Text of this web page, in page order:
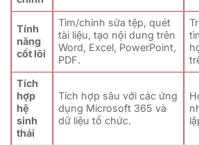
Tính
năng
cốt lõi
Tìm/chỉnh sửa tệp, quét
tài liệu, tạo nội dung trên
Word, Excel, PowerPoint,
PDF.
Tích
hợp
hệ
sinh
thái
Tích hợp sâu với các ứng
dụng Microsoft 365 và
dữ liệu tổ chức.